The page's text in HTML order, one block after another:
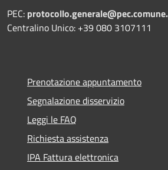
PEC:
Centralino Unico: +39 080 3107111
Prenotazione appuntamento
Segnalazione disservizio
Leggi le FAQ
Richiesta assistenza
IPA Fattura elettronica